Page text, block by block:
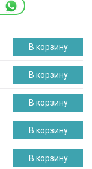
В корзину
В корзину
В корзину
В корзину
В корзину